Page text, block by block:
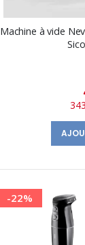
Machine à vide
-22%